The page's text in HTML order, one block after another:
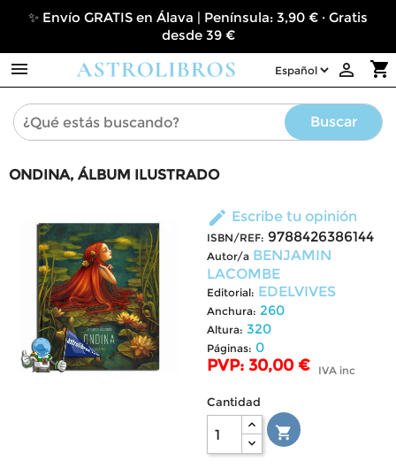
✨ Envío GRATIS en Álava | Península: 3,90 € · Gratis
desde 39 €
 shopping_cart

Buscar
ONDINA, ÁLBUM ILUSTRADO
edit Escribe tu opinión
ISBN/REF: 9788426386144
Autor/a BENJAMIN
LACOMBE
Editorial: EDELVIVES
Anchura: 260
Altura: 320
Páginas: 0
PVP: 30,00 € IVA inc
Cantidad
